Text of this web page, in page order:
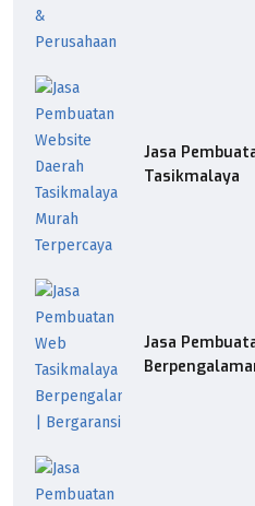
Jasa
Tasikmalaya
Jasa